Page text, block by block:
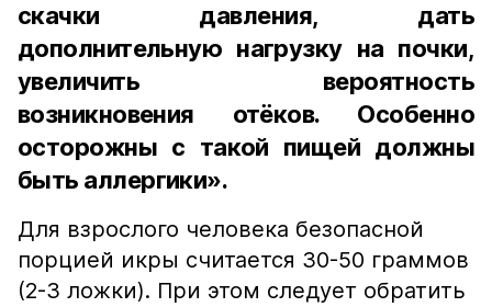
скачки давления, дать
дополнительную нагрузку на почки,
увеличить вероятность
возникновения отёков. Особенно
осторожны с такой пищей должны
быть аллергики».
Для взрослого человека безопасной
порцией икры считается 30-50 граммов
(2-3 ложки). При этом следует обратить